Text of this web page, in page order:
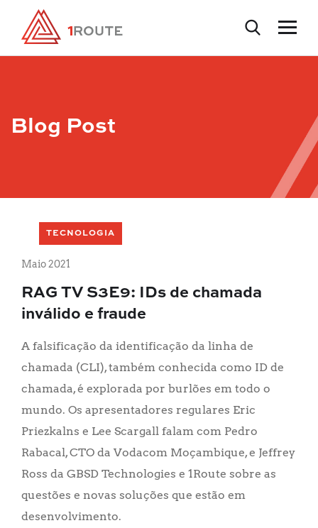
Blog Post
TECNOLOGIA
Maio 2021
RAG TV S3E9: IDs de chamada
inválido e fraude
A falsificação da identificação da linha de
chamada (CLI), também conhecida como ID de
chamada, é explorada por burlões em todo o
mundo. Os apresentadores regulares Eric
Priezkalns e Lee Scargall falam com Pedro
Rabacal, CTO da Vodacom Moçambique, e Jeffrey
Ross da GBSD Technologies e 1Route sobre as
questões e novas soluções que estão em
desenvolvimento.